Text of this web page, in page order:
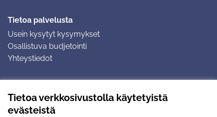
Tietoa verkkosivustolla käytetyistä
evästeistä
Tietoa palvelusta
Usein kysytyt kysymykset
Osallistuva budjetointi
Yhteystiedot
Ohjeet kirjautumiseen
Ohjeet kommentin jättämiseen